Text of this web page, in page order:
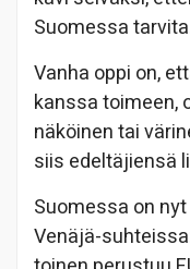
Suomessa
Vanha oppi on,
kanssa toimeen,
näköinen tai
siis edeltäjiensä
Suomessa on
Venäjä-